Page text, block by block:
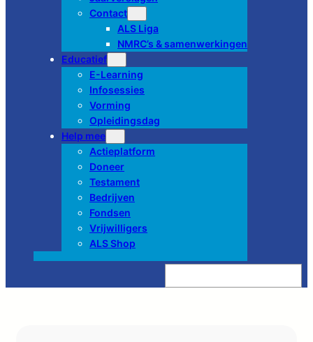
Contact
ALS Liga
NMRC’s & samenwerkingen
Educatief
E-Learning
Infosessies
Vorming
Opleidingsdag
Help mee
Actieplatform
Doneer
Testament
Bedrijven
Fondsen
Vrijwilligers
ALS Shop
Z
e